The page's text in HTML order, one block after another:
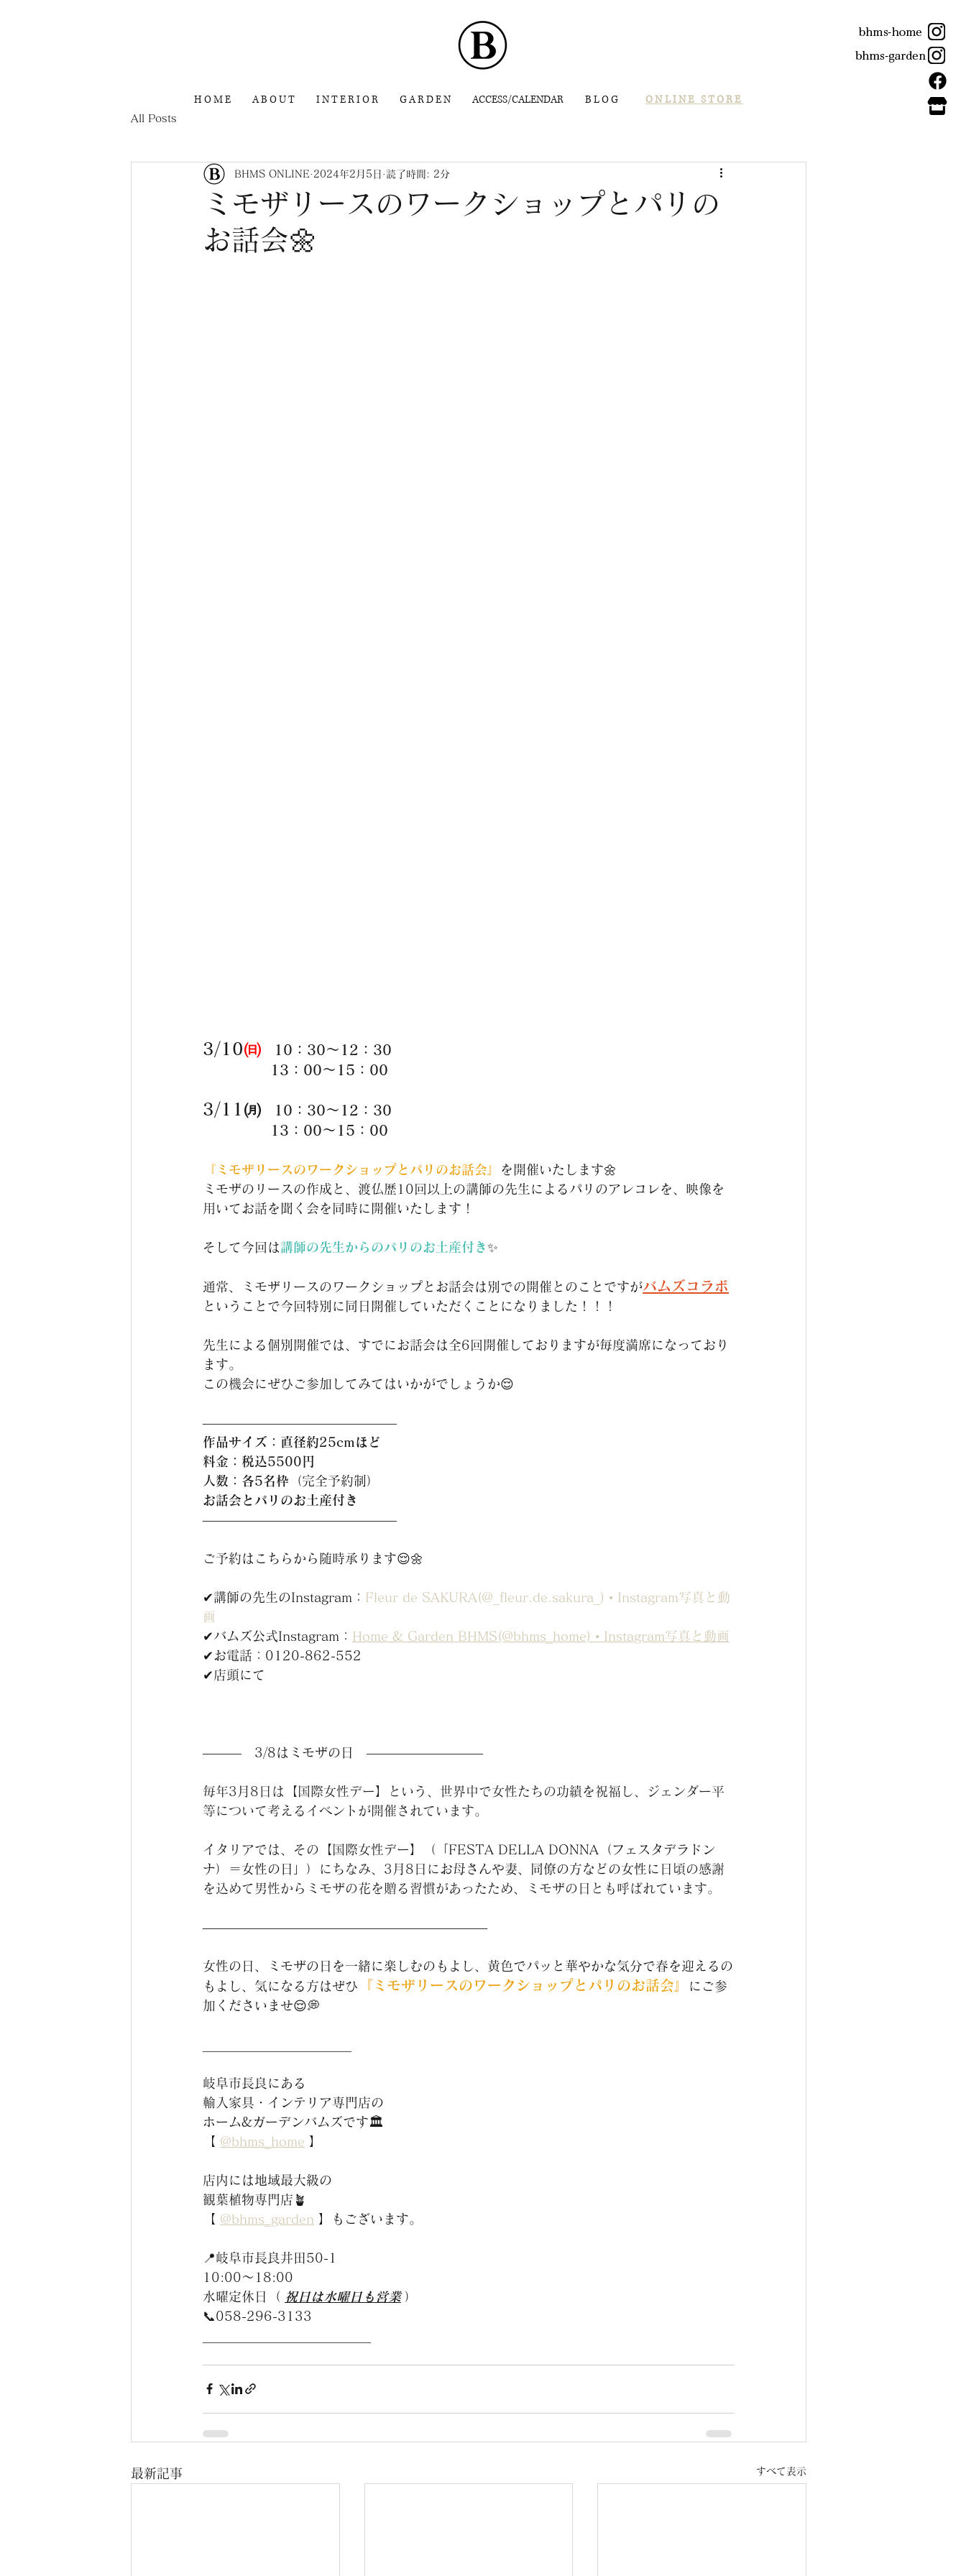
H O M E A B O U T I N T E R I O R G A R D E N ACCESS/CALENDAR B L O G ONLINE STORE
All Posts
ミモザリースのワークショップとパリの
お話会🌼
BHMS ONLINE 2024年2月5日 読了時間: 2分
3/10㈰
10：30～12：30
13：00～15：00
3/11㈪
10：30～12：30
13：00～15：00
『ミモザリースのワークショップとパリのお話会』
を開催いたします🌼
ミモザのリースの作成と、渡仏歴10回以上の講師の先生によるパリのアレコレを、映像を
用いてお話を聞く会を同時に開催いたします！
そして今回は講師の先生からのパリのお土産付き✨
通常、ミモザリースのワークショップとお話会は別での開催とのことですがバムズコラボ
ということで今回特別に同日開催していただくことになりました！！！
先生による個別開催では、すでにお話会は全6回開催しておりますが毎度満席になっており
ます。
この機会にぜひご参加してみてはいかがでしょうか😌
―――――――――――――――
作品サイズ：直径約25cmほど
料金：税込5500円
人数：各5名枠 （完全予約制）
お話会とパリのお土産付き
―――――――――――――――
ご予約はこちらから随時承ります😌🌼
✔講師の先生のInstagram： Fleur de SAKURA(@_ fleur.de.sakura _) • Instagram写真と動
画
✔バムズ公式Instagram： Home & Garden BHMS(@bhms_home) • Instagram写真と動画
✔お電話：0120-862-552
✔店頭にて
―――　3/8はミモザの日　―――――――――
毎年3月8日は【国際女性デー】という、世界中で女性たちの功績を祝福し、ジェンダー平
等について考えるイベントが開催されています。
イタリアでは、その【国際女性デー】（ 「FESTA DELLA DONNA（フェスタデラドン
ナ）＝女性の日」）
にちなみ、3月8日に お母さんや妻、同僚の方などの女性に 日頃の感謝
を込めて男性からミモザの花を贈る習慣があったため、ミモザの日とも呼ばれています。
――――――――――――――――――――――
女性の日、ミモザの日を一緒に楽しむのもよし、黄色でパッと華やかな気分で春を迎えるの
もよし、気になる方はぜひ
『ミモザリースのワークショップとパリのお話会』
にご参
加くださいませ😌💭
岐阜市長良にある
輸入家具・インテリア専門店の
ホーム&ガーデンバムズです🏛️
【 @bhms_home 】
店内には地域最大級の
観葉植物専門店🪴
【 @bhms_garden 】もございます。
📍岐阜市長良井田50-1
10:00〜18:00
水曜定休日（ 祝日は水曜日も営業 ）
📞058-296-3133
最新記事 すべて表示